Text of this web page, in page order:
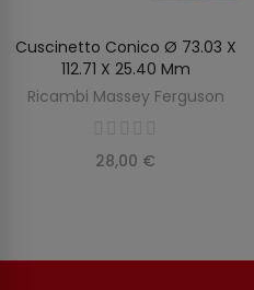
AGGIUNGI AL CARRELLO
Cuscinetto Conico Ø 73.03 X
112.71 X 25.40 Mm
Ricambi Massey Ferguson
28,00 €